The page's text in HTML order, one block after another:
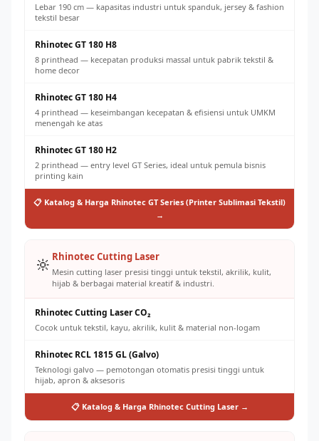
Lebar 190 cm — kapasitas industri untuk spanduk, jersey & fashion
tekstil besar
Rhinotec GT 180 H8
8 printhead — kecepatan produksi massal untuk pabrik tekstil &
home decor
Rhinotec GT 180 H4
4 printhead — keseimbangan kecepatan & efisiensi untuk UMKM
menengah ke atas
Rhinotec GT 180 H2
2 printhead — entry level GT Series, ideal untuk pemula bisnis
printing kain
📋 Katalog & Harga Rhinotec GT Series (Printer Sublimasi Tekstil)
→
🔆 Rhinotec Cutting Laser
Mesin cutting laser presisi tinggi untuk tekstil, akrilik, kulit,
hijab & berbagai material kreatif & industri.
Rhinotec Cutting Laser CO₂
Cocok untuk tekstil, kayu, akrilik, kulit & material non-logam
Rhinotec RCL 1815 GL (Galvo)
Teknologi galvo — pemotongan otomatis presisi tinggi untuk
hijab, apron & aksesoris
📋 Katalog & Harga Rhinotec Cutting Laser →